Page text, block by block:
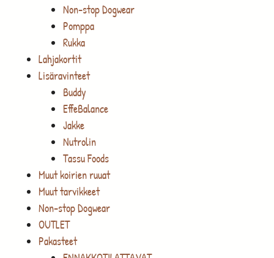
Non-stop Dogwear
Pomppa
Rukka
Lahjakortit
Lisäravinteet
Buddy
EffeBalance
Jakke
Nutrolin
Tassu Foods
Muut koirien ruuat
Muut tarvikkeet
Non-stop Dogwear
OUTLET
Pakasteet